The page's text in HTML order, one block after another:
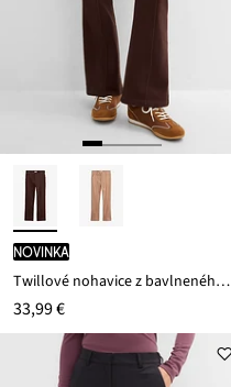
novinka
Twillové nohavice z bavlneného streču
33,99 €